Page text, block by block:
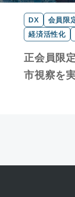
DX 会員限
経済活性化
正会員限
市視察を